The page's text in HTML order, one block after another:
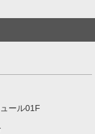
ール01F